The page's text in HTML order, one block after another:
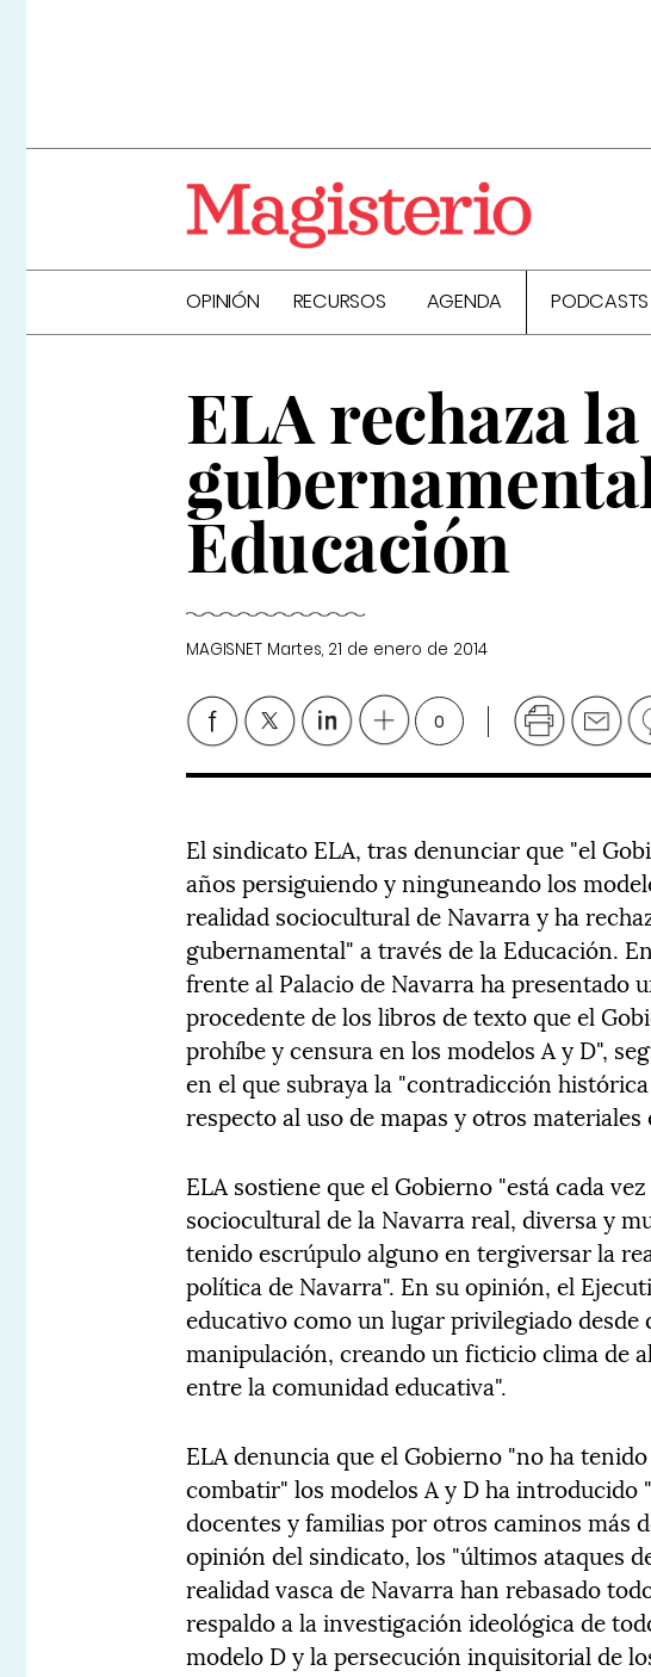
OPINIÓN RECURSOS AGENDA PODCASTS
ELA rechaza
Educación
MAGISNET Martes, 21 de enero de 2014
0
El sindicato ELA, tras denunciar que "el
años persiguiendo y ninguneando los
realidad sociocultural de Navarra y ha
gubernamental" a través de la Educación.
frente al Palacio de Navarra ha presentado
procedente de los libros de texto que el
prohíbe y censura en los modelos A y D",
en el que subraya la "contradicción
respecto al uso de mapas y otros materiales
ELA sostiene que el Gobierno "está cada
sociocultural de la Navarra real, diversa y
tenido escrúpulo alguno en tergiversar la
política de Navarra". En su opinión, el
educativo como un lugar privilegiado
manipulación, creando un ficticio clima de
entre la comunidad educativa".
ELA denuncia que el Gobierno "no ha
combatir" los modelos A y D ha introducido
docentes y familias por otros caminos más
opinión del sindicato, los "últimos ataques
realidad vasca de Navarra han rebasado
respaldo a la investigación ideológica de
modelo D y la persecución inquisitorial de